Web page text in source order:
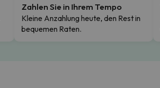
Zahlen Sie in Ihrem Tempo
Kleine Anzahlung heute, den Rest in
bequemen Raten.